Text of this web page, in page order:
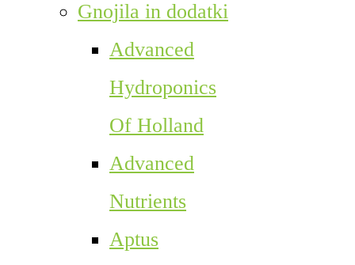
Gnojila in dodatki
Advanced
Hydroponics
Of Holland
Advanced
Nutrients
Aptus